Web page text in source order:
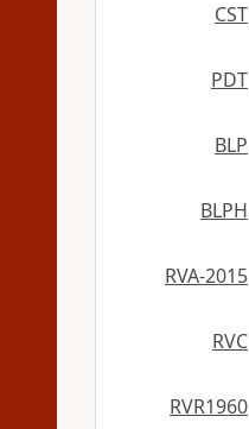
CST
PDT
BLP
BLPH
RVA-2015
RVC
RVR1960